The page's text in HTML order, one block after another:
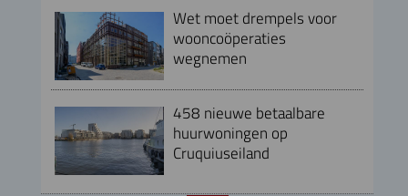
Wet moet drempels voor
wooncoöperaties
wegnemen
458 nieuwe betaalbare
huurwoningen op
Cruquiuseiland